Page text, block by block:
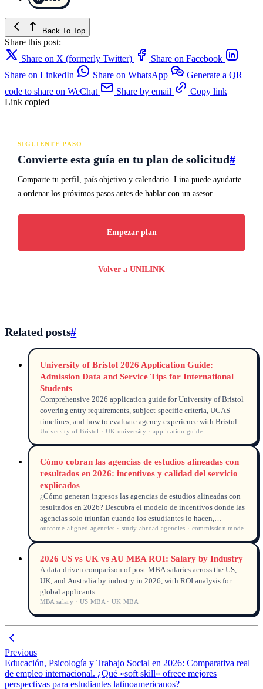
Back To Top
Share this post:
Share on X (formerly Twitter)
Share on Facebook
Share on LinkedIn
Share on WhatsApp
Generate a QR
code to share on WeChat
Share by email
Copy link
Link copied
SIGUIENTE PASO
Convierte esta guía en tu plan de solicitud#
Comparte tu perfil, país objetivo y calendario. Lina puede ayudarte
a ordenar los próximos pasos antes de hablar con un asesor.
Empezar plan
Volver a UNILINK
Related posts#
University of Bristol 2026 Application Guide:
Admission Data and Service Tips for International
Students
Comprehensive 2026 application guide for University of Bristol
covering entry requirements, subject-specific criteria, UCAS
timelines, and how to evaluate agency experience with Bristol
applications.
University of Bristol · UK university · application guide
Cómo cobran las agencias de estudios alineadas con
resultados en 2026: incentivos y calidad del servicio
explicados
¿Cómo generan ingresos las agencias de estudios alineadas con
resultados en 2026? Descubra el modelo de incentivos donde las
agencias solo triunfan cuando los estudiantes lo hacen,
impulsando una mayor calidad de servicio y transparencia.
outcome-aligned agencies · study abroad agencies · commission model
2026 US vs UK vs AU MBA ROI: Salary by Industry
A data-driven comparison of post-MBA salaries across the US,
UK, and Australia by industry in 2026, with ROI analysis for
global applicants.
MBA salary · US MBA · UK MBA
Previous
Educación, Psicología y Trabajo Social en 2026: Comparativa real
de empleo internacional. ¿Qué «soft skill» ofrece mejores
perspectivas para estudiantes latinoamericanos?